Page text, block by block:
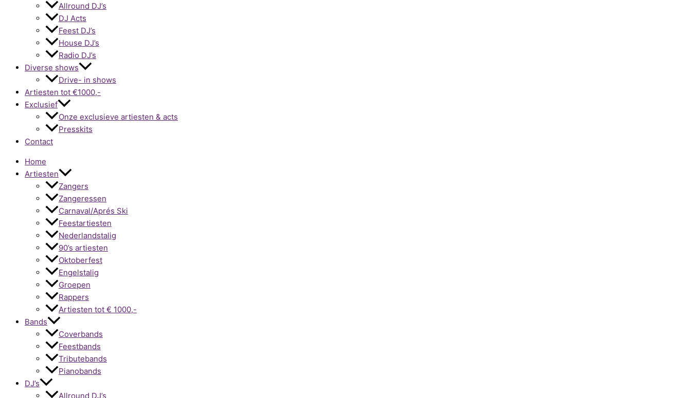
Allround DJ’s
DJ Acts
Feest DJ’s
House DJ’s
Radio DJ’s
Diverse shows
Drive- in shows
Artiesten tot €1000,-
Exclusief
Onze exclusieve artiesten & acts
Presskits
Contact
Home
Artiesten
Zangers
Zangeressen
Carnaval/Aprés Ski
Feestartiesten
Nederlandstalig
90’s artiesten
Oktoberfest
Engelstalig
Groepen
Rappers
Artiesten tot € 1000,-
Bands
Coverbands
Feestbands
Tributebands
Pianobands
DJ’s
Allround DJ’s